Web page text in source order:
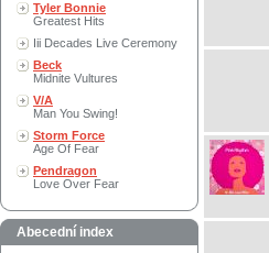
Tyler Bonnie
Greatest Hits
Iii Decades Live Ceremony
Beck
Midnite Vultures
V/A
Man You Swing!
Storm Force
Age Of Fear
Pendragon
Love Over Fear
Abecední index